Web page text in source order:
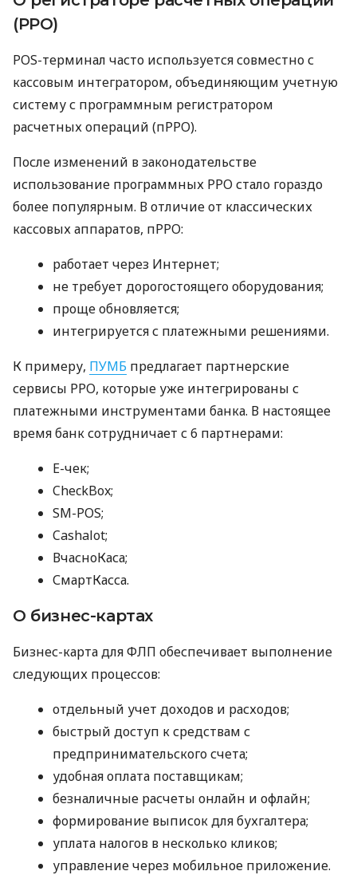
(РРО)
POS-терминал часто используется совместно с
кассовым интегратором, объединяющим учетную
систему с программным регистратором
расчетных операций (пРРО).
После изменений в законодательстве
использование программных РРО стало гораздо
более популярным. В отличие от классических
кассовых аппаратов, пРРО:
работает через Интернет;
не требует дорогостоящего оборудования;
проще обновляется;
интегрируется с платежными решениями.
К примеру, ПУМБ предлагает партнерские
сервисы РРО, которые уже интегрированы с
платежными инструментами банка. В настоящее
время банк сотрудничает с 6 партнерами:
E-чек;
CheckBox;
SM-POS;
Cashalot;
ВчасноКаса;
СмартКасса.
О бизнес-картах
Бизнес-карта для ФЛП обеспечивает выполнение
следующих процессов:
отдельный учет доходов и расходов;
быстрый доступ к средствам с
предпринимательского счета;
удобная оплата поставщикам;
безналичные расчеты онлайн и офлайн;
формирование выписок для бухгалтера;
уплата налогов в несколько кликов;
управление через мобильное приложение.